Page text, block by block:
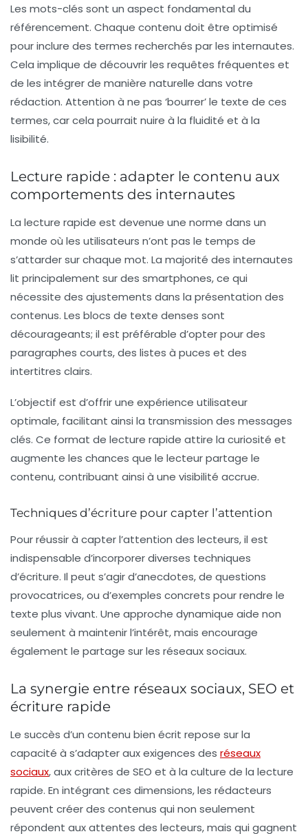
Les mots-clés sont un aspect fondamental du
référencement. Chaque contenu doit être optimisé
pour inclure des termes recherchés par les internautes.
Cela implique de découvrir les requêtes fréquentes et
de les intégrer de manière naturelle dans votre
rédaction. Attention à ne pas ‘bourrer’ le texte de ces
termes, car cela pourrait nuire à la fluidité et à la
lisibilité.
Lecture rapide : adapter le contenu aux
comportements des internautes
La lecture rapide est devenue une norme dans un
monde où les utilisateurs n’ont pas le temps de
s’attarder sur chaque mot. La majorité des internautes
lit principalement sur des smartphones, ce qui
nécessite des ajustements dans la présentation des
contenus. Les blocs de texte denses sont
décourageants; il est préférable d’opter pour des
paragraphes courts, des listes à puces et des
intertitres clairs.
L’objectif est d’offrir une expérience utilisateur
optimale, facilitant ainsi la transmission des messages
clés. Ce format de lecture rapide attire la curiosité et
augmente les chances que le lecteur partage le
contenu, contribuant ainsi à une visibilité accrue.
Techniques d’écriture pour capter l’attention
Pour réussir à capter l’attention des lecteurs, il est
indispensable d’incorporer diverses techniques
d’écriture. Il peut s’agir d’anecdotes, de questions
provocatrices, ou d’exemples concrets pour rendre le
texte plus vivant. Une approche dynamique aide non
seulement à maintenir l’intérêt, mais encourage
également le partage sur les réseaux sociaux.
La synergie entre réseaux sociaux, SEO et
écriture rapide
Le succès d’un contenu bien écrit repose sur la
capacité à s’adapter aux exigences des réseaux
sociaux, aux critères de SEO et à la culture de la lecture
rapide. En intégrant ces dimensions, les rédacteurs
peuvent créer des contenus qui non seulement
répondent aux attentes des lecteurs, mais qui gagnent